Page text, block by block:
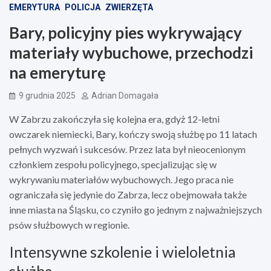
EMERYTURA POLICJA ZWIERZĘTA
Bary, policyjny pies wykrywający
materiały wybuchowe, przechodzi
na emeryturę
9 grudnia 2025 Adrian Domagała
W Zabrzu zakończyła się kolejna era, gdyż 12-letni
owczarek niemiecki, Bary, kończy swoją służbę po 11 latach
pełnych wyzwań i sukcesów. Przez lata był nieocenionym
członkiem zespołu policyjnego, specjalizując się w
wykrywaniu materiałów wybuchowych. Jego praca nie
ograniczała się jedynie do Zabrza, lecz obejmowała także
inne miasta na Śląsku, co czyniło go jednym z najważniejszych
psów służbowych w regionie.
Intensywne szkolenie i wieloletnia